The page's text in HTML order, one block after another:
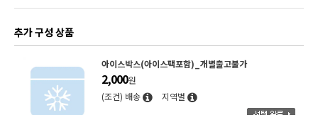
추가 구성 상품
아이스박스(아이스팩포함)_개별출고불가
2,000원
(조건) 배송
지역별